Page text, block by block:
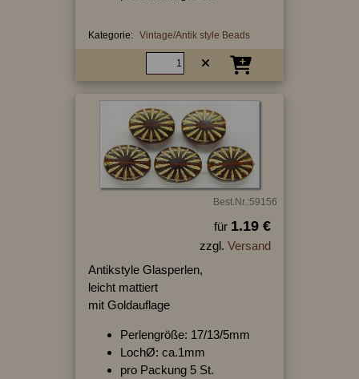
Kategorie: Vintage/Antik style Beads
Best.Nr.:59156
für 1.19 €
zzgl. Versand
Antikstyle Glasperlen,
leicht mattiert
mit Goldauflage
Perlengröße: 17/13/5mm
LochØ: ca.1mm
pro Packung 5 St.